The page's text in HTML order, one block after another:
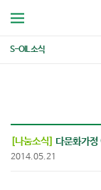
S-OIL 소식
[나눔소식] 다문화가정
2014.05.21